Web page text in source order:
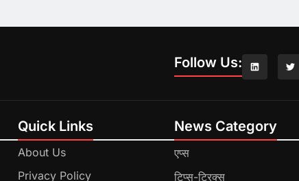
Follow Us:
Quick Links
About Us
Privacy Policy
News Category
एप्स
टिप्स-ट्रिक्स